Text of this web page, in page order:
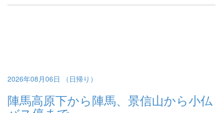
2026年08月06日 （日帰り）
陣馬高原下から陣馬、景信山から小仏